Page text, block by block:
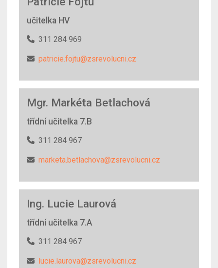
učitelka HV
311 284 969
patricie.fojtu@zsrevolucni.cz
Mgr. Markéta Betlachová
třídní učitelka 7.B
311 284 967
marketa.betlachova@zsrevolucni.cz
Ing. Lucie Laurová
třídní učitelka 7.A
311 284 967
lucie.laurova@zsrevolucni.cz